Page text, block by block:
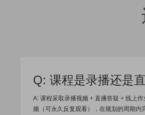
Q: 课程是录播还是
A: 课程采取录播视频 + 直播答疑 + 线上
频（可永久反复观看），在规划的周期内